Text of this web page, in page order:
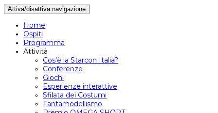
Attiva/disattiva navigazione
Home
Ospiti
Programma
Attività
Cos’è la Starcon Italia?
Conferenze
Giochi
Esperienze interattive
Sfilata dei Costumi
Fantamodellismo